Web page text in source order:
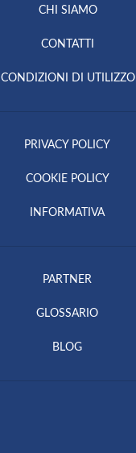
CHI SIAMO
CONTATTI
CONDIZIONI DI UTILIZZO
PRIVACY POLICY
COOKIE POLICY
INFORMATIVA
PARTNER
GLOSSARIO
BLOG